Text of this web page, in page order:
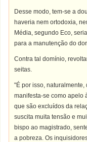
Desse modo, tem-se a
haveria nem ortodoxia,
Média, segundo Eco,
para a manutenção do
Contra tal domínio,
seitas.
"É por isso,
manifesta-se como apelo
que são excluídos da
suscita muita tensão e
bispo ao magistrado,
a pobreza. Os